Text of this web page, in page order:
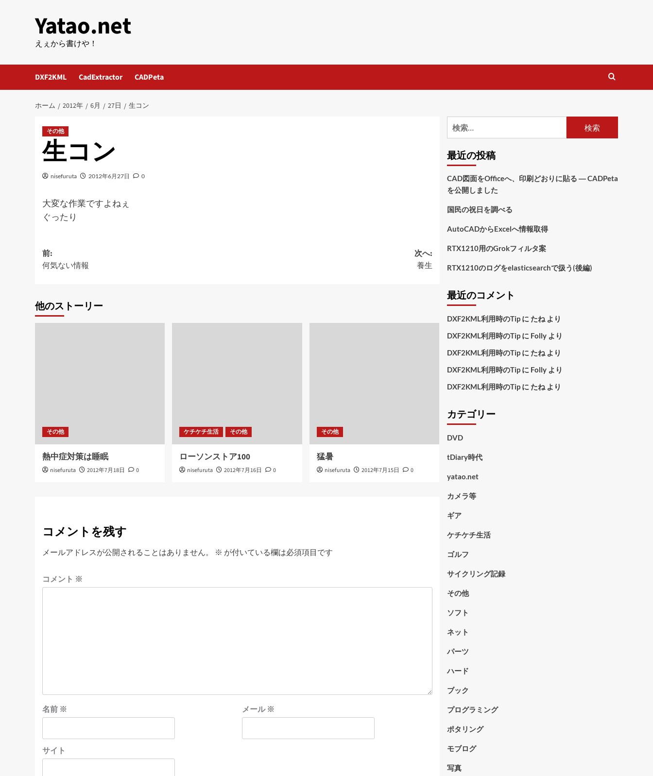
ッ
Yatao.net
えぇから書けや！
DXF2KML CadExtractor CADPeta
ホーム 2012年 6月 27日 生コン
その他
生コン
nisefuruta 2012年6月27日 0
大変な作業ですよねぇ
ぐったり
投
稿
ビ
ゲ
前:
何気ない情報
次へ:
養生
他のストーリー
その他
熱中症対策は睡眠
nisefuruta 2012年7月18日 0
ケチケチ生活 その他
ローソンストア100
nisefuruta 2012年7月16日 0
その他
猛暑
nisefuruta 2012年7月15日 0
コメントを残す
メールアドレスが公開されることはありません。 ※ が付いている欄は必須項目です
コメント ※
名前 ※ メール ※
サイト
検
索:
最近の投稿
CAD図面をOfficeへ、印刷どおりに貼る ― CADPeta
を公開しました
国民の祝日を調べる
AutoCADからExcelへ情報取得
RTX1210用のGrokフィルタ案
RTX1210のログをelasticsearchで扱う(後編)
最近のコメント
DXF2KML利用時のTipに たねより
DXF2KML利用時のTipに Follyより
DXF2KML利用時のTipに たねより
DXF2KML利用時のTipに Follyより
DXF2KML利用時のTipに たねより
カテゴリー
DVD
tDiary時代
yatao.net
カメラ等
ギア
ケチケチ生活
ゴルフ
サイクリング記録
その他
ソフト
ネット
パーツ
ハード
ブック
プログラミング
ポタリング
モブログ
写真